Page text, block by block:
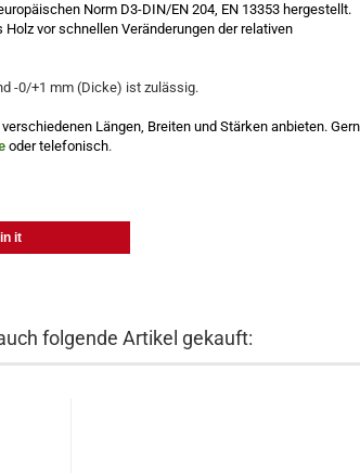
Norm D3-DIN/EN 204, EN 13353 hergestellt.
vor schnellen Veränderungen der relativen
-0/+1 mm (Dicke) ist zulässig.
Längen, Breiten und Stärken anbieten.
oder telefonisch.
it
folgende Artikel gekauft: